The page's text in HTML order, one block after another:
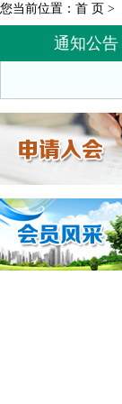
您当前位置： 首 页 >
通知公告